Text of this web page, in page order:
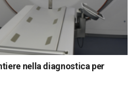
nella diagnostica per